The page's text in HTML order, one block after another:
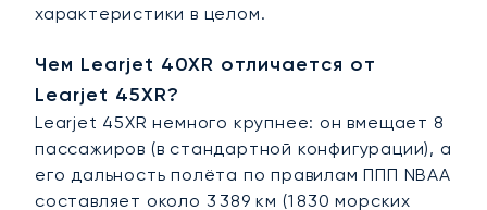
характеристики в целом.
Чем Learjet 40XR отличается от
Learjet 45XR?
Learjet 45XR немного крупнее: он вмещает 8
пассажиров (в стандартной конфигурации), а
его дальность полёта по правилам ППП NBAA
составляет около 3 389 км (1 830 морских